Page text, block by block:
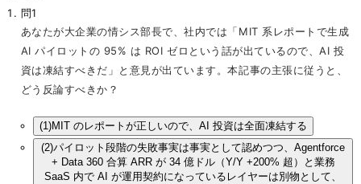
問1
あなたが大企業の情シス部長で、社内では「MIT 系レポートで生成
AI パイロットの 95% は ROI ゼロという話が出ているので、AI 投
資は凍結すべきだ」と意見が出ています。本記事の主張に従うと、
どう反論すべきか？
(1)MIT のレポートが正しいので、AI 投資は全面凍結する
(2)パイロット段階の失敗事実は事実として認めつつ、Agentforce
+ Data 360 合算 ARR が 34 億ドル（Y/Y +200% 超）と業務
SaaS 内で AI が運用契約になっているレイヤーは別物として、